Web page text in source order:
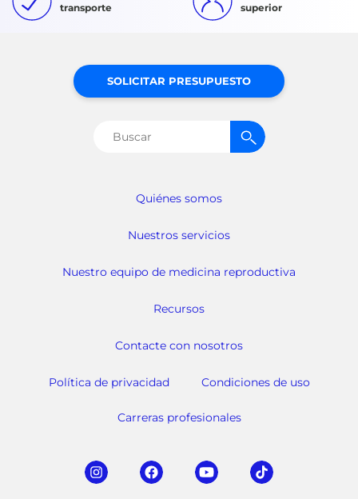
transporte
superior
Quiénes somos
Nuestros servicios
Nuestro equipo de medicina reproductiva
Recursos
Contacte con nosotros
Política de privacidad Condiciones de uso
Carreras profesionales
SOLICITAR PRESUPUESTO
Buscar: